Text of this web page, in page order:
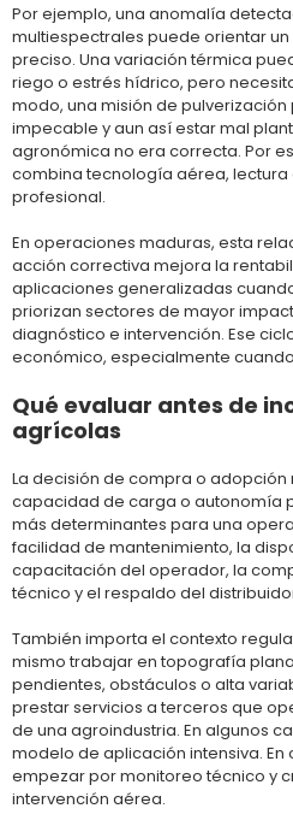
Por ejemplo, una anomalía
multiespectrales puede orientar
preciso. Una variación térmica
riego o estrés hídrico, pero
modo, una misión de
impecable y aun así estar mal
agronómica no era correcta. Por
combina tecnología aérea, lectura
profesional.
En operaciones maduras, esta
acción correctiva mejora la
aplicaciones generalizadas
priorizan sectores de mayor
diagnóstico e intervención. Ese
económico, especialmente
Qué evaluar antes de
agrícolas
La decisión de compra o
capacidad de carga o autonomía
más determinantes para una
facilidad de mantenimiento, la
capacitación del operador, la
técnico y el respaldo del
También importa el contexto
mismo trabajar en topografía
pendientes, obstáculos o alta
prestar servicios a terceros que
de una agroindustria. En algunos
modelo de aplicación intensiva. En
empezar por monitoreo técnico y
intervención aérea.